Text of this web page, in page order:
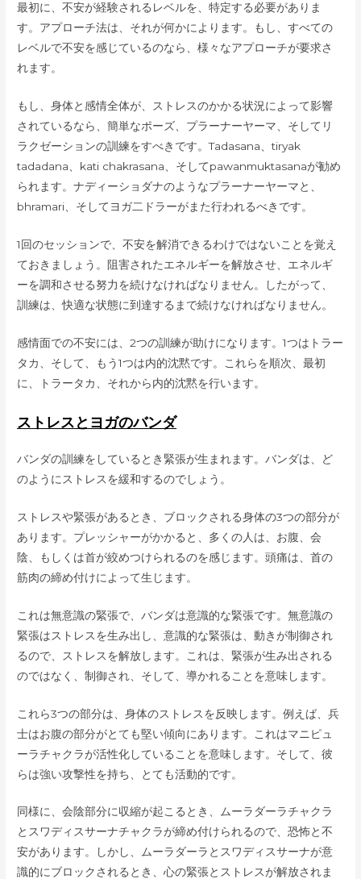
最初に、不安が経験されるレベルを、特定する必要がありま
す。アプローチ法は、それが何かによります。もし、すべての
レベルで不安を感じているのなら、様々なアプローチが要求さ
れます。
もし、身体と感情全体が、ストレスのかかる状況によって影響
されているなら、簡単なポーズ、プラーナーヤーマ、そしてリ
ラクゼーションの訓練をすべきです。Tadasana、tiryak
tadadana、kati chakrasana、そしてpawanmuktasanaが勧め
られます。ナディーショダナのようなプラーナーヤーマと、
bhramari、そしてヨガ二ドラーがまた行われるべきです。
1回のセッションで、不安を解消できるわけではないことを覚え
ておきましょう。阻害されたエネルギーを解放させ、エネルギ
ーを調和させる努力を続けなければなりません。したがって、
訓練は、快適な状態に到達するまで続けなければなりません。
感情面での不安には、2つの訓練が助けになります。1つはトラー
タカ、そして、もう1つは内的沈黙です。これらを順次、最初
に、トラータカ、それから内的沈黙を行います。
ストレスとヨガのバンダ
バンダの訓練をしているとき緊張が生まれます。バンダは、ど
のようにストレスを緩和するのでしょう。
ストレスや緊張があるとき、ブロックされる身体の3つの部分が
あります。プレッシャーがかかると、多くの人は、お腹、会
陰、もしくは首が絞めつけられるのを感じます。頭痛は、首の
筋肉の締め付けによって生じます。
これは無意識の緊張で、バンダは意識的な緊張です。無意識の
緊張はストレスを生み出し、意識的な緊張は、動きが制御され
るので、ストレスを解放します。これは、緊張が生み出される
のではなく、制御され、そして、導かれることを意味します。
これら3つの部分は、身体のストレスを反映します。例えば、兵
士はお腹の部分がとても堅い傾向にあります。これはマニピュ
ーラチャクラが活性化していることを意味します。そして、彼
らは強い攻撃性を持ち、とても活動的です。
同様に、会陰部分に収縮が起こるとき、ムーラダーラチャクラ
とスワディスサーナチャクラが締め付けられるので、恐怖と不
安があります。しかし、ムーラダーラとスワディスサーナが意
識的にブロックされるとき、心の緊張とストレスが解放されま